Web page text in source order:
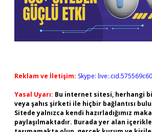
Reklam ve İletişim: Skype:
Yasal Uyarı: Bu internet sitesi, herhangi
veya şahıs şirketi ile hiçbir bağlantısı
Sitede yalnızca kendi hazırladığımız
paylaşılmaktadır. Burada yer alan